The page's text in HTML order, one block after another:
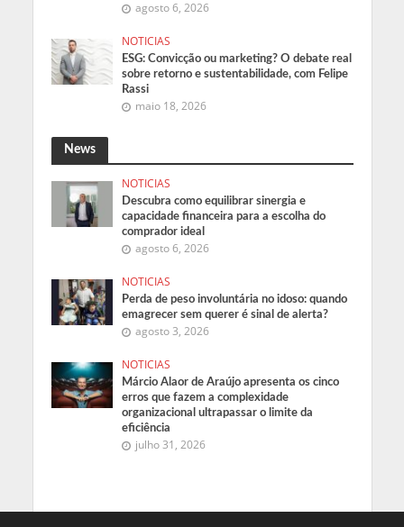
agosto 6, 2026
NOTICIAS
ESG: Convicção ou marketing? O debate real
sobre retorno e sustentabilidade, com Felipe
Rassi
maio 18, 2026
News
NOTICIAS
Descubra como equilibrar sinergia e
capacidade financeira para a escolha do
comprador ideal
agosto 6, 2026
NOTICIAS
Perda de peso involuntária no idoso: quando
emagrecer sem querer é sinal de alerta?
agosto 3, 2026
NOTICIAS
Márcio Alaor de Araújo apresenta os cinco
erros que fazem a complexidade
organizacional ultrapassar o limite da
eficiência
julho 31, 2026